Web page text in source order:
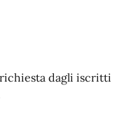
richiesta dagli iscritti